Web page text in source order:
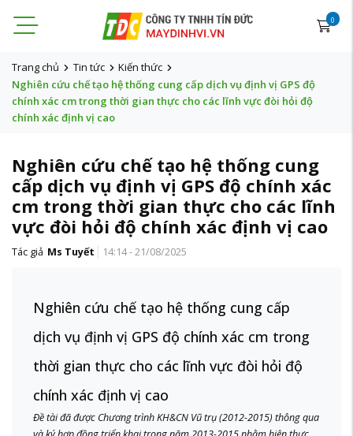
0
Trang chủ Tin tức
Kiến thức
Nghiên cứu chế tạo hệ thống cung cấp dịch vụ định vị GPS độ
chính xác cm trong thời gian thực cho các lĩnh vực đòi hỏi độ
chính xác định vị cao
Nghiên cứu chế tạo hệ thống cung
cấp dịch vụ định vị GPS độ chính xác
cm trong thời gian thực cho các lĩnh
vực đòi hỏi độ chính xác định vị cao
Tác giả Ms Tuyết 14:14 - 21/08/2025
Nghiên cứu chế tạo hệ thống cung cấp
dịch vụ định vị GPS độ chính xác cm trong
thời gian thực cho các lĩnh vực đòi hỏi độ
chính xác định vị cao
Đề tài đã được Chương trình KH&CN Vũ trụ (2012-2015) thông qua